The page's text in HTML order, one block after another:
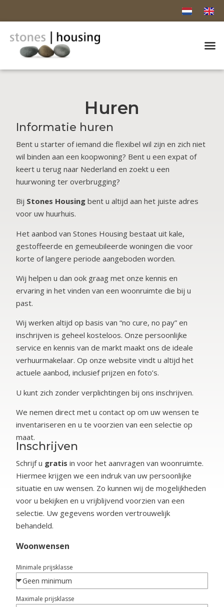
Huren
Informatie huren
Bent u starter of iemand die flexibel wil zijn en zich niet
wil binden aan een koopwoning? Bent u een expat of
keert u terug naar Nederland en zoekt u een
huurwoning ter overbrugging?
Bij Stones Housing bent u altijd aan het juiste adres
voor uw huurhuis.
Het aanbod van Stones Housing bestaat uit kale,
gestoffeerde en gemeubileerde woningen die voor
korte of langere periode aangeboden worden.
Wij helpen u dan ook graag met onze kennis en
ervaring in het vinden van een woonruimte die bij u
past.
Wij werken altijd op basis van “no cure, no pay” en
inschrijven is geheel kosteloos. Onze persoonlijke
service en kennis van de markt maakt ons de ideale
verhuurmakelaar. Op onze website vindt u altijd het
actuele aanbod, inclusief prijzen en foto’s.
U kunt zich zonder verplichtingen bij ons inschrijven.
We nemen direct met u contact op om uw wensen te
inventariseren en u te voorzien van een selectie op
maat.
Inschrijven
Schrijf u gratis in voor het aanvragen van woonruimte.
Hiermee krijgen we een indruk van uw persoonlijke
situatie en uw wensen. Zo kunnen wij de mogelijkheden
voor u bekijken en u vrijblijvend voorzien van een
selectie. Uw gegevens worden vertrouwelijk
behandeld.
Woonwensen
Minimale prijsklasse
Maximale prijsklasse